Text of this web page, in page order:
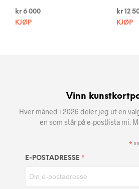
kr 6 000
KJØP
kr12
KJØP
Vinn
Hver måned i 2026 deler jeg ut en
en som står på e-postlista mi.
*
E-POSTADRESSE *